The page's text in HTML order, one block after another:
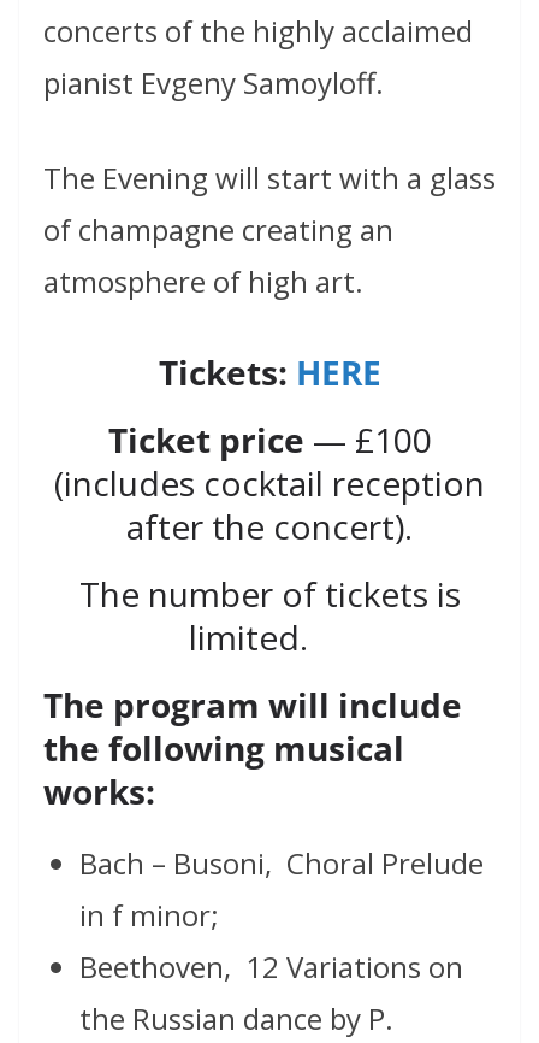
concerts of the highly acclaimed
pianist Evgeny Samoyloff.
The Evening will start with a glass
of champagne creating an
atmosphere of high art.
Tickets: HERE
Ticket price — £100
(includes cocktail reception
after the concert).
The number of tickets is
limited.
The program will include
the following musical
works:
Bach – Busoni, ⁠ Choral Prelude
in f minor;
Beethoven, 12 Variations on
the Russian dance by P.